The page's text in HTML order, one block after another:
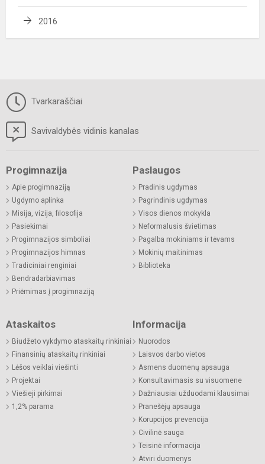
2016
Tvarkaraščiai
Savivaldybės vidinis kanalas
Progimnazija
Apie progimnaziją
Ugdymo aplinka
Misija, vizija, filosofija
Pasiekimai
Progimnazijos simboliai
Progimnazijos himnas
Tradiciniai renginiai
Bendradarbiavimas
Priėmimas į progimnaziją
Paslaugos
Pradinis ugdymas
Pagrindinis ugdymas
Visos dienos mokykla
Neformalusis švietimas
Pagalba mokiniams ir tėvams
Mokinių maitinimas
Biblioteka
Ataskaitos
Biudžeto vykdymo ataskaitų rinkiniai
Finansinių ataskaitų rinkiniai
Lėšos veiklai viešinti
Projektai
Viešieji pirkimai
1,2% parama
Informacija
Nuorodos
Laisvos darbo vietos
Asmens duomenų apsauga
Konsultavimasis su visuomene
Dažniausiai užduodami klausimai
Pranešėjų apsauga
Korupcijos prevencija
Civilinė sauga
Teisinė informacija
Atviri duomenys